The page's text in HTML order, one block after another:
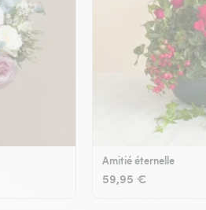
Amitié éternelle
59,95 €